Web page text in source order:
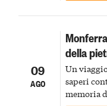
09
AGO
della
Un
saperi
memoria